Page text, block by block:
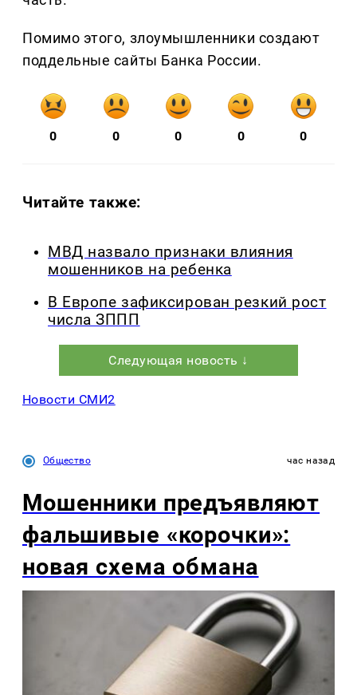
Помимо этого, злоумышленники создают
поддельные сайты Банка России.
0 0 0 0 0
Читайте также:
МВД назвало признаки влияния
мошенников на ребенка
В Европе зафиксирован резкий рост
числа ЗППП
Следующая новость ↓
Новости СМИ2
Общество час назад
Мошенники предъявляют
фальшивые «корочки»:
новая схема обмана